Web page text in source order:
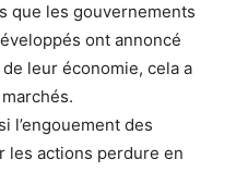
que les gouvernements
ont annoncé
leur économie, cela a
l’engouement des
les actions perdure en